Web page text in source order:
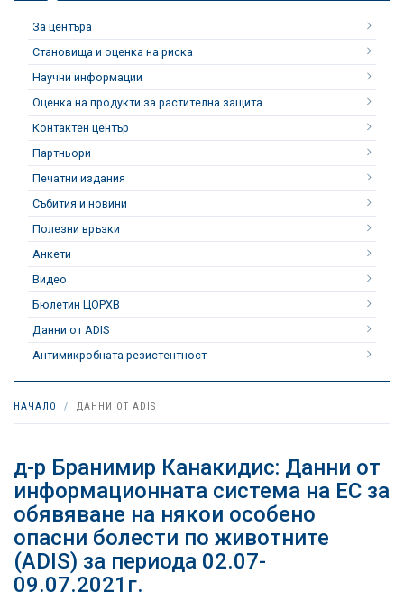
За центъра
Становища и оценка на риска
Научни информации
Оценка на продукти за растителна защита
Контактен център
Партньори
Печатни издания
Събития и новини
Полезни връзки
Анкети
Видео
Бюлетин ЦОРХВ
Данни от ADIS
Антимикробната резистентност
НАЧАЛО ДАННИ ОТ ADIS
д-р Бранимир Канакидис: Данни от
информационната система на ЕС за
обявяване на някои особено
опасни болести по животните
(ADIS) за периода 02.07-
09.07.2021г.